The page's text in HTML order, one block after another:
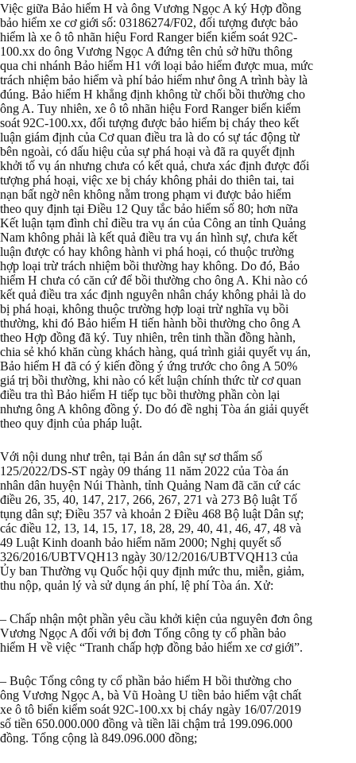
Việc giữa Bảo hiểm H và ông Vương Ngọc A ký Hợp đồng
bảo hiểm xe cơ giới số: 03186274/F02, đối tượng được bảo
hiểm là xe ô tô nhãn hiệu Ford Ranger biển kiểm soát 92C-
100.xx do ông Vương Ngọc A đứng tên chủ sở hữu thông
qua chi nhánh Bảo hiểm H1 với loại bảo hiểm được mua, mức
trách nhiệm bảo hiểm và phí bảo hiểm như ông A trình bày là
đúng. Bảo hiểm H khẳng định không từ chối bồi thường cho
ông A. Tuy nhiên, xe ô tô nhãn hiệu Ford Ranger biển kiểm
soát 92C-100.xx, đối tượng được bảo hiểm bị cháy theo kết
luận giám định của Cơ quan điều tra là do có sự tác động từ
bên ngoài, có dấu hiệu của sự phá hoại và đã ra quyết định
khởi tố vụ án nhưng chưa có kết quả, chưa xác định được đối
tượng phá hoại, việc xe bị cháy không phải do thiên tai, tai
nạn bất ngờ nên không nằm trong phạm vi được bảo hiểm
theo quy định tại Điều 12 Quy tắc bảo hiểm số 80; hơn nữa
Kết luận tạm đình chỉ điều tra vụ án của Công an tỉnh Quảng
Nam không phải là kết quả điều tra vụ án hình sự, chưa kết
luận được có hay không hành vi phá hoại, có thuộc trường
hợp loại trừ trách nhiệm bồi thường hay không. Do đó, Bảo
hiểm H chưa có căn cứ để bồi thường cho ông A. Khi nào có
kết quả điều tra xác định nguyên nhân cháy không phải là do
bị phá hoại, không thuộc trường hợp loại trừ nghĩa vụ bồi
thường, khi đó Bảo hiểm H tiến hành bồi thường cho ông A
theo Hợp đồng đã ký. Tuy nhiên, trên tinh thần đồng hành,
chia sẻ khó khăn cùng khách hàng, quá trình giải quyết vụ án,
Bảo hiểm H đã có ý kiến đồng ý ứng trước cho ông A 50%
giá trị bồi thường, khi nào có kết luận chính thức từ cơ quan
điều tra thì Bảo hiểm H tiếp tục bồi thường phần còn lại
nhưng ông A không đồng ý. Do đó đề nghị Tòa án giải quyết
theo quy định của pháp luật.
Với nội dung như trên, tại Bản án dân sự sơ thẩm số
125/2022/DS-ST ngày 09 tháng 11 năm 2022 của Tòa án
nhân dân huyện Núi Thành, tỉnh Quảng Nam đã căn cứ các
điều 26, 35, 40, 147, 217, 266, 267, 271 và 273 Bộ luật Tố
tụng dân sự; Điều 357 và khoản 2 Điều 468 Bộ luật Dân sự;
các điều 12, 13, 14, 15, 17, 18, 28, 29, 40, 41, 46, 47, 48 và
49 Luật Kinh doanh bảo hiểm năm 2000; Nghị quyết số
326/2016/UBTVQH13 ngày 30/12/2016/UBTVQH13 của
Ủy ban Thường vụ Quốc hội quy định mức thu, miễn, giảm,
thu nộp, quản lý và sử dụng án phí, lệ phí Tòa án. Xử:
– Chấp nhận một phần yêu cầu khởi kiện của nguyên đơn ông
Vương Ngọc A đối với bị đơn Tổng công ty cổ phần bảo
hiểm H về việc “Tranh chấp hợp đồng bảo hiểm xe cơ giới”.
– Buộc Tổng công ty cổ phần bảo hiểm H bồi thường cho
ông Vương Ngọc A, bà Vũ Hoàng U tiền bảo hiểm vật chất
xe ô tô biển kiểm soát 92C-100.xx bị cháy ngày 16/07/2019
số tiền 650.000.000 đồng và tiền lãi chậm trả 199.096.000
đồng. Tổng cộng là 849.096.000 đồng;